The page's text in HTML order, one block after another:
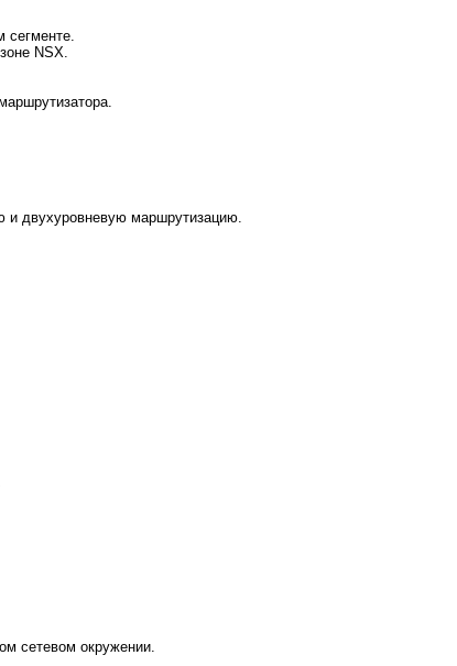
сегменте.
NSX.
и двухуровневую маршрутизацию.
сетевом окружении.